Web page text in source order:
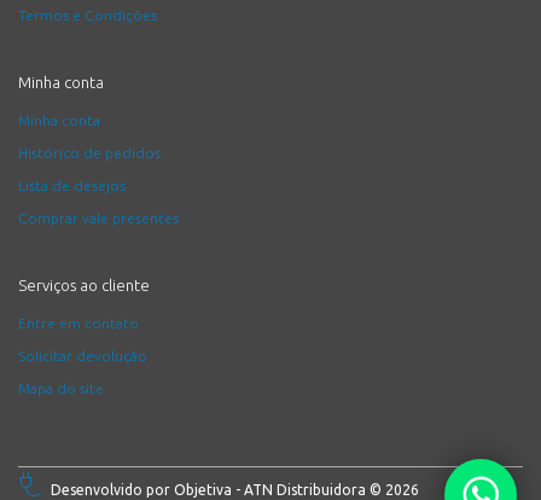
Termos e Condições
Minha conta
Minha conta
Histórico de pedidos
Lista de desejos
Comprar vale presentes
Serviços ao cliente
Entre em contato
Solicitar devolução
Mapa do site
Desenvolvido por Objetiva - ATN Distribuidora © 2026